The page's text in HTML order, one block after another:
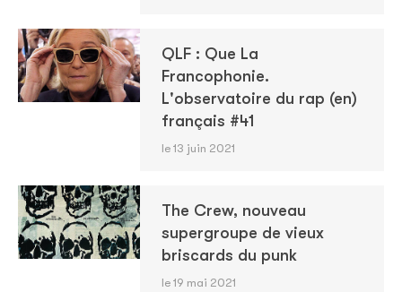
QLF : Que La
Francophonie.
L'observatoire du rap (en)
français #41
le 13 juin 2021
The Crew, nouveau
supergroupe de vieux
briscards du punk
le 19 mai 2021